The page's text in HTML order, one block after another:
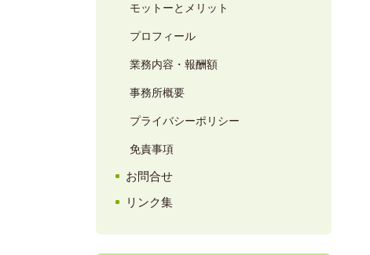
モットーとメリット
プロフィール
業務内容・報酬額
事務所概要
プライバシーポリシー
免責事項
お問合せ
リンク集